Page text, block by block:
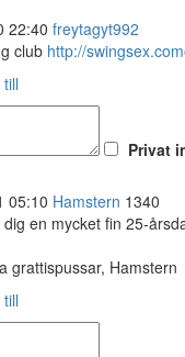
22:40 freytagyt992
club http://
Privat
05:10 Hamstern 1340
en mycket fin 25-
grattispussar, Hamstern